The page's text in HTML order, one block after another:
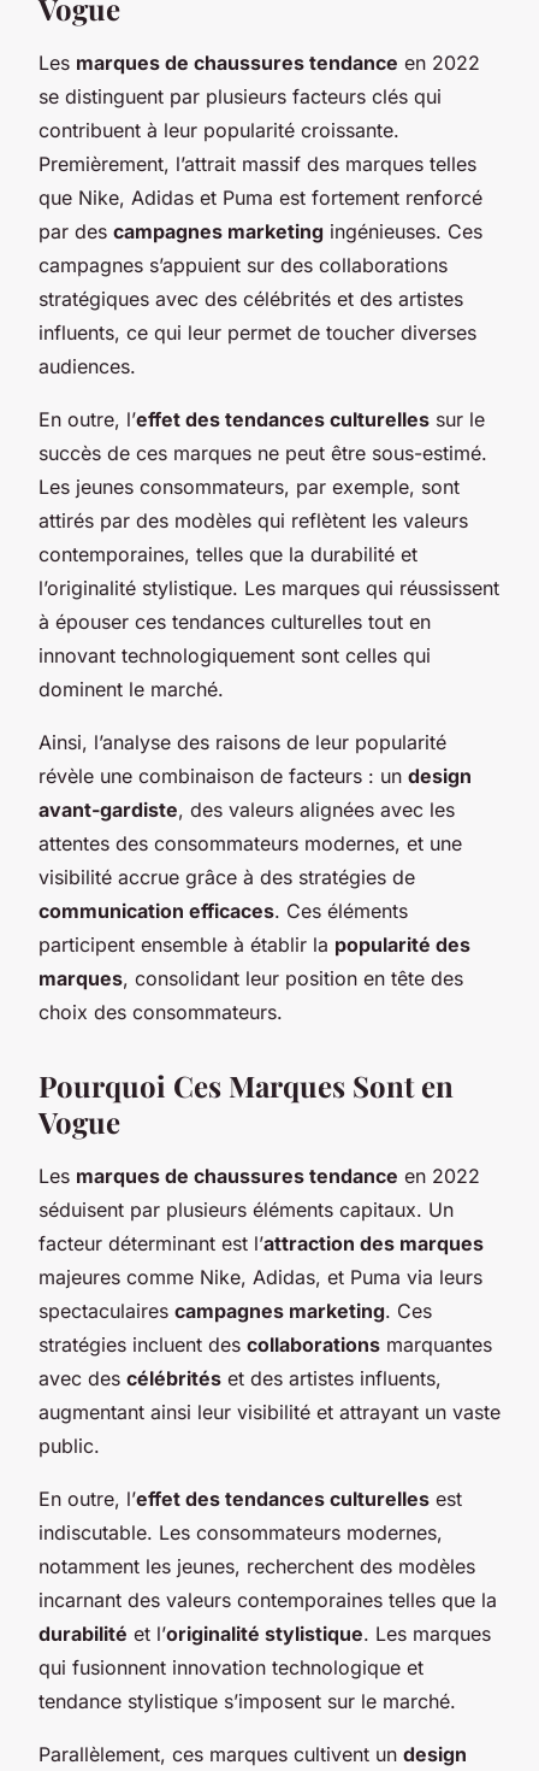
Vogue
Les marques de chaussures tendance en 2022
se distinguent par plusieurs facteurs clés qui
contribuent à leur popularité croissante.
Premièrement, l’attrait massif des marques telles
que Nike, Adidas et Puma est fortement renforcé
par des campagnes marketing ingénieuses. Ces
campagnes s’appuient sur des collaborations
stratégiques avec des célébrités et des artistes
influents, ce qui leur permet de toucher diverses
audiences.
En outre, l’effet des tendances culturelles sur le
succès de ces marques ne peut être sous-estimé.
Les jeunes consommateurs, par exemple, sont
attirés par des modèles qui reflètent les valeurs
contemporaines, telles que la durabilité et
l’originalité stylistique. Les marques qui réussissent
à épouser ces tendances culturelles tout en
innovant technologiquement sont celles qui
dominent le marché.
Ainsi, l’analyse des raisons de leur popularité
révèle une combinaison de facteurs : un design
avant-gardiste, des valeurs alignées avec les
attentes des consommateurs modernes, et une
visibilité accrue grâce à des stratégies de
communication efficaces. Ces éléments
participent ensemble à établir la popularité des
marques, consolidant leur position en tête des
choix des consommateurs.
Pourquoi Ces Marques Sont en
Vogue
Les marques de chaussures tendance en 2022
séduisent par plusieurs éléments capitaux. Un
facteur déterminant est l’attraction des marques
majeures comme Nike, Adidas, et Puma via leurs
spectaculaires campagnes marketing. Ces
stratégies incluent des collaborations marquantes
avec des célébrités et des artistes influents,
augmentant ainsi leur visibilité et attrayant un vaste
public.
En outre, l’effet des tendances culturelles est
indiscutable. Les consommateurs modernes,
notamment les jeunes, recherchent des modèles
incarnant des valeurs contemporaines telles que la
durabilité et l’originalité stylistique. Les marques
qui fusionnent innovation technologique et
tendance stylistique s’imposent sur le marché.
Parallèlement, ces marques cultivent un design